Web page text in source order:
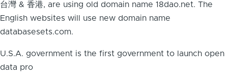
台灣 & 香港, are using old domain name 18dao.net. The
English websites will use new domain name
databasesets.com.
U.S.A. government is the first government to launch open
data pro